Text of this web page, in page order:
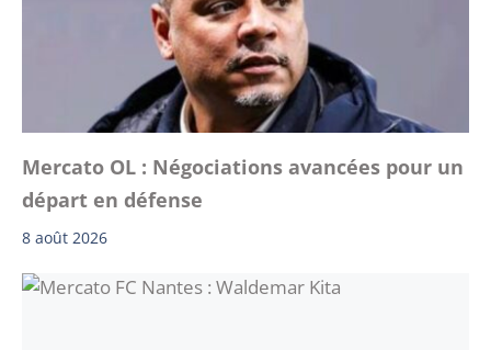
Mercato OL : Négociations avancées pour un
départ en défense
8 août 2026